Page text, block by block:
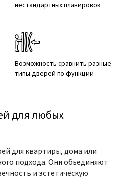
нестандартных планировок
Возможность сравнить разные
типы дверей по функции
для любых
для квартиры, дома или
подхода. Они объединяют
и эстетическую